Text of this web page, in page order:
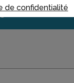
?
de confidentialité